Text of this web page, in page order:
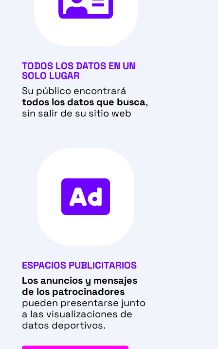
TODOS LOS DATOS EN UN
SOLO LUGAR
Su público encontrará
todos los datos que busca,
sin salir de su sitio web

ESPACIOS PUBLICITARIOS
Los anuncios y mensajes
de los patrocinadores
pueden presentarse junto
a las visualizaciones de
datos deportivos.